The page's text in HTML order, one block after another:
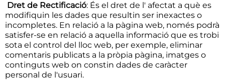
Dret de Rectificació: És el dret de l' afectat a què es
modifiquin les dades que resultin ser inexactes o
incompletes. En relació a la pàgina web, només podrà
satisfer-se en relació a aquella informació que es trobi
sota el control del lloc web, per exemple, eliminar
comentaris publicats a la pròpia pàgina, imatges o
continguts web on constin dades de caràcter
personal de l'usuari.